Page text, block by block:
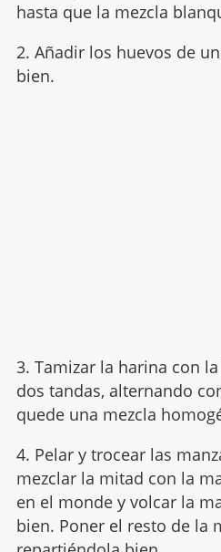
hasta que la mezcla
2. Añadir los huevos de
bien.
3. Tamizar la harina con
dos tandas, alternando
quede una mezcla
4. Pelar y trocear las
mezclar la mitad con la
en el monde y volcar la
bien. Poner el resto de la